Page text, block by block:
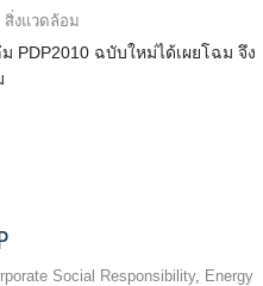
สิ่งแวดล้อม
PDP2010 ฉบับใหม่ได้เผยโฉม จึง
Social Responsibility, Energy